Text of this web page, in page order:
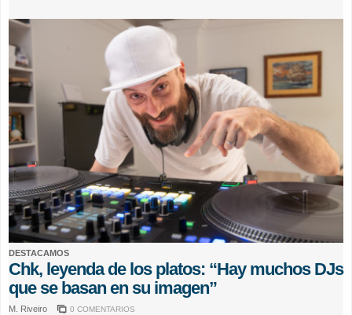
DESTACAMOS
Chk, leyenda de los platos: “Hay muchos DJs
que se basan en su imagen”
M. Riveiro 0 COMENTARIOS